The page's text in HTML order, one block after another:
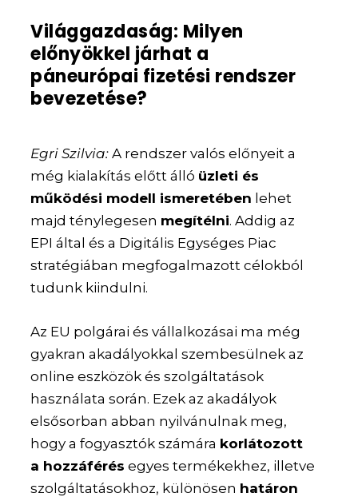
Világgazdaság: Milyen
előnyökkel járhat a
páneurópai fizetési rendszer
bevezetése?
Egri Szilvia: A rendszer valós előnyeit a
még kialakítás előtt álló üzleti és
működési modell ismeretében lehet
majd ténylegesen megítélni. Addig az
EPI által és a Digitális Egységes Piac
stratégiában megfogalmazott célokból
tudunk kiindulni.
Az EU polgárai és vállalkozásai ma még
gyakran akadályokkal szembesülnek az
online eszközök és szolgáltatások
használata során. Ezek az akadályok
elsősorban abban nyilvánulnak meg,
hogy a fogyasztók számára korlátozott
a hozzáférés egyes termékekhez, illetve
szolgáltatásokhoz, különösen határon